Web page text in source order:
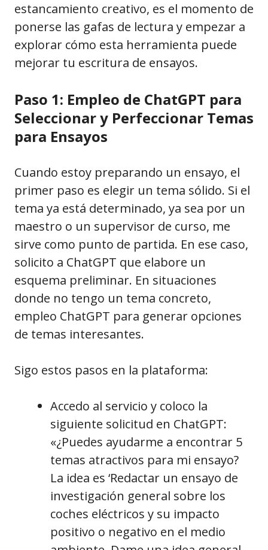
estancamiento creativo, es el momento de
ponerse las gafas de lectura y empezar a
explorar cómo esta herramienta puede
mejorar tu escritura de ensayos.
Paso 1: Empleo de ChatGPT para
Seleccionar y Perfeccionar Temas
para Ensayos
Cuando estoy preparando un ensayo, el
primer paso es elegir un tema sólido. Si el
tema ya está determinado, ya sea por un
maestro o un supervisor de curso, me
sirve como punto de partida. En ese caso,
solicito a ChatGPT que elabore un
esquema preliminar. En situaciones
donde no tengo un tema concreto,
empleo ChatGPT para generar opciones
de temas interesantes.
Sigo estos pasos en la plataforma:
Accedo al servicio y coloco la
siguiente solicitud en ChatGPT:
«¿Puedes ayudarme a encontrar 5
temas atractivos para mi ensayo?
La idea es ‘Redactar un ensayo de
investigación general sobre los
coches eléctricos y su impacto
positivo o negativo en el medio